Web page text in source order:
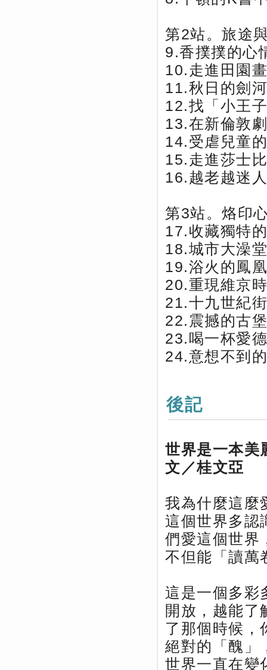
第2站。旅途
9.香撲撲的心
10.走進田園
11.秋日的劍
12.找「小王
13.在新倫敦
14.受虐兒童
15.走進莎士
16.越老越迷
第3站。烙印
17.收藏獨特
18.城市大澡
19.浴火的鳳
20.重現維京
21.十九世紀
22.震撼的古
23.喝一杯愛
24.意想不到
後記
世界是一本美
文／桂文亞
我為什麼這麼
這個世界多認
們愛這個世界
不但能「讀萬
這是一個多彩
開放，越能
了那個時候，
絕對的「醜」
世界一直在